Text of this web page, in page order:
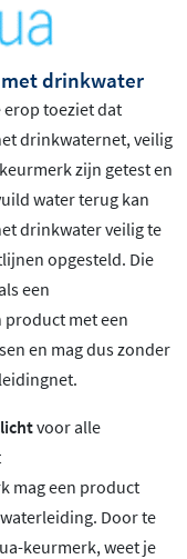
drinkwater
erop toeziet dat
drinkwaternet, veilig
zijn getest en
water terug kan
drinkwater veilig te
opgesteld. Die
een
met een
en mag dus zonder
voor alle
mag een product
Door te
keurmerk, weet je